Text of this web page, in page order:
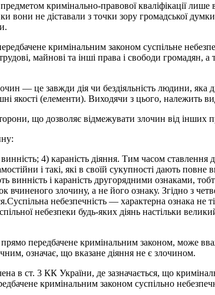
кримінально-правової кваліфікації
вони не діставали з точки зору громадської
кримінальним законом суспільне
майнові та інші права і свободи
— це завжди дія чи бездіяльність людини, яка
якості (елементи). Виходячи з цього, належить
що дозволяє відмежувати злочин від інших
4) караність діяння. Тим часом
і такі, які в своїй сукупності дають
винність і караність другорядними ознаками,
вчиненого злочину, а не його ознаку. Згідно з
небезпечність — характерна ознака
небезпеки будь-яких діянь настільки
передбачене кримінальним законом, може
означає, що вказане діяння не є злочином.
в ст. 3 КК України, де зазначається, що
кримінальним законом суспільно